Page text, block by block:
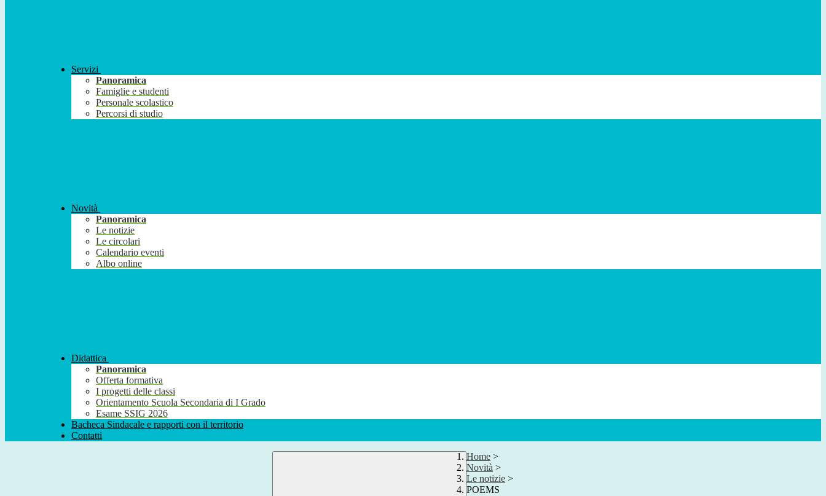
Servizi
Panoramica
Famiglie e studenti
Personale scolastico
Percorsi di studio
Novità
Panoramica
Le notizie
Le circolari
Calendario eventi
Albo online
Didattica
Panoramica
Offerta formativa
I progetti delle classi
Orientamento Scuola Secondaria di I Grado
Esame SSIG 2026
Bacheca Sindacale e rapporti con il territorio
Contatti
Home >
Novità >
Le notizie >
POEMS